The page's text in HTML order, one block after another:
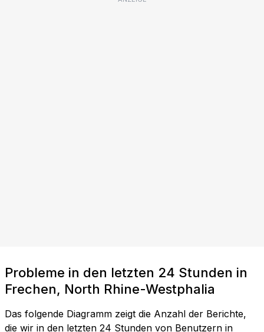
Probleme in den letzten 24 Stunden in
Frechen, North Rhine-Westphalia
Das folgende Diagramm zeigt die Anzahl der Berichte,
die wir in den letzten 24 Stunden von Benutzern in